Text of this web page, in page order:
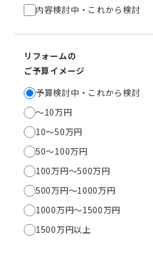
内容検討中・これから検討
リフォームの
ご予算イメージ
予算検討中・これから検討
〜10万円
10〜50万円
50〜100万円
100万円〜500万円
500万円〜1000万円
1000万円〜1500万円
1500万円以上